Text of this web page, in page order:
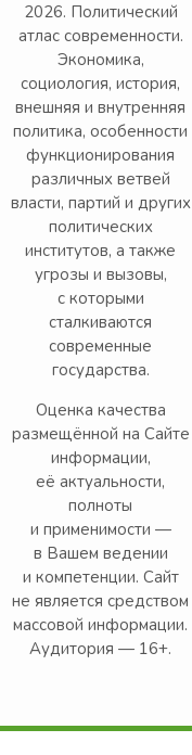
2026. Политический
атлас современности.
Экономика,
социология, история,
внешняя и внутренняя
политика, особенности
функционирования
различных ветвей
власти, партий и других
политических
институтов, а также
угрозы и вызовы,
с которыми
сталкиваются
современные
государства.
Оценка качества
размещённой на Сайте
информации,
её актуальности,
полноты
и применимости —
в Вашем ведении
и компетенции. Сайт
не является средством
массовой информации.
Аудитория — 16+.